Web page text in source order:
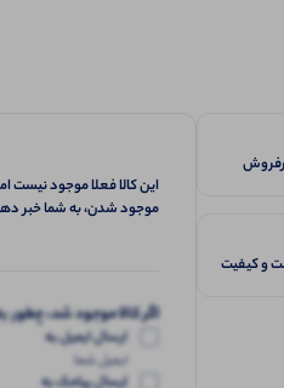
و کیفیت
این کالا فعلا موجود نیست
موجود شدن، به شما خبر
اگر کالا موجود شد، چطور
ارسال ایمیل به
ایمیل شما
ارسال پیامک به